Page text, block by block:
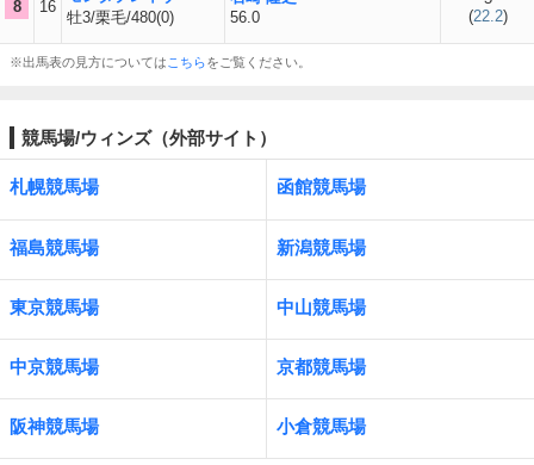
8 16
牡3/栗毛/480(0)
56.0
(22.2)
※出馬表の見方については こちらをご覧ください。
競馬場/ウィンズ（外部サイト）
札幌競馬場 函館競馬場
福島競馬場 新潟競馬場
東京競馬場 中山競馬場
中京競馬場 京都競馬場
阪神競馬場 小倉競馬場